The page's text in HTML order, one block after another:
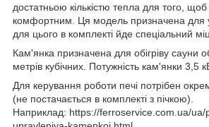
достатньою кількістю тепла для того,
комфортним. Ця модель призначена для
для цього в комплекті йде спеціальний
Кам'янка призначена для обігріву сауни
метрів кубічних. Потужність кам'янки 3,5
Для керування роботи печі потрібен
(не постачається в комплекті з пічкою).
Наприклад: https://ferroservice.com.ua/